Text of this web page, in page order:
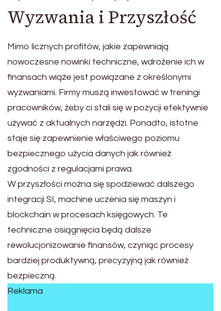
Wyzwania i Przyszłość
Mimo licznych profitów, jakie zapewniają
nowoczesne nowinki techniczne, wdrożenie ich w
finansach wiąże jest powiązane z określonymi
wyzwaniami. Firmy muszą inwestować w treningi
pracowników, żeby ci stali się w pozycji efektywnie
używać z aktualnych narzędzi. Ponadto, istotne
staje się zapewnienie właściwego poziomu
bezpiecznego użycia danych jak również
zgodności z regulacjami prawa.
W przyszłości można się spodziewać dalszego
integracji SI, machine uczenia się maszyn i
blockchain w procesach księgowych. Te
techniczne osiągnięcia będą dalsze
rewolucjonizowanie finansów, czyniąc procesy
bardziej produktywną, precyzyjną jak również
bezpieczną.
Reklama